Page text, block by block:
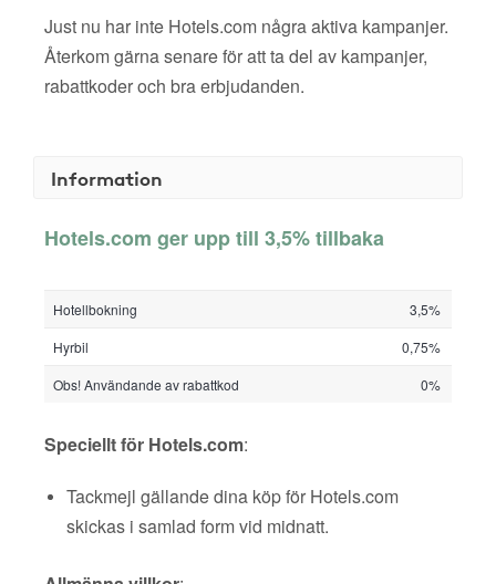
Just nu har inte Hotels.com några aktiva kampanjer.
Återkom gärna senare för att ta del av kampanjer,
rabattkoder och bra erbjudanden.
Information
Hotels.com ger upp till 3,5% tillbaka
Hotellbokning
3,5%
Hyrbil
0,75%
Obs! Användande av rabattkod
0%
Speciellt för Hotels.com:
Tackmejl gällande dina köp för Hotels.com
skickas i samlad form vid midnatt.